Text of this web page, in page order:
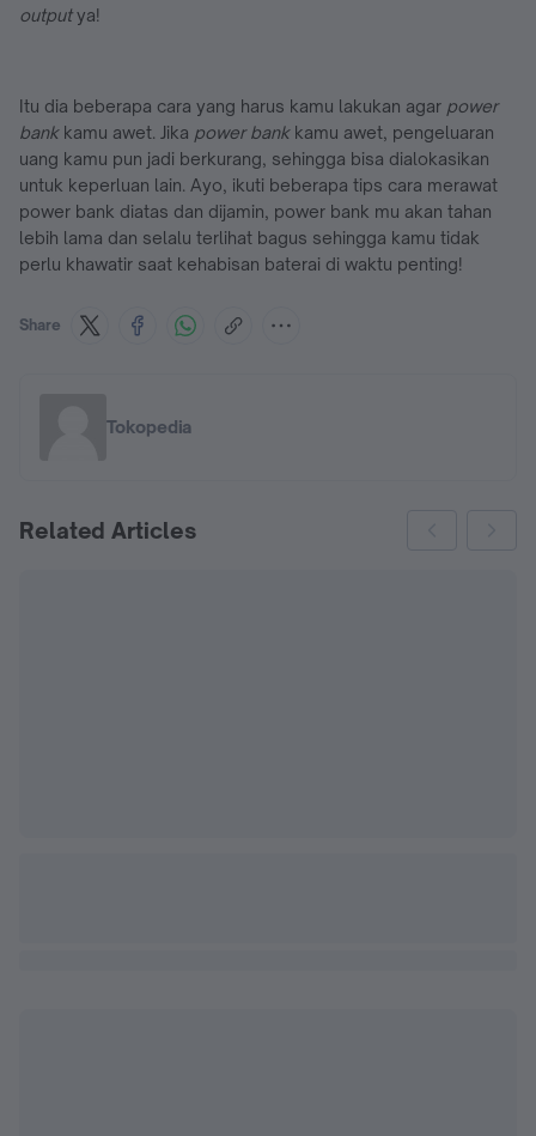
outputya!
Itu dia beberapa cara yang harus kamu lakukan agar power
bankkamu awet. Jika power bank kamu awet, pengeluaran
uang kamu pun jadi berkurang, sehingga bisa dialokasikan
untuk keperluan lain. Ayo, ikuti beberapa tips cara merawat
power bank diatas dan dijamin, power bank mu akan tahan
lebih lama dan selalu terlihat bagus sehingga kamu tidak
perlu khawatir saat kehabisan baterai di waktu penting!
Share
Tokopedia
Related Articles